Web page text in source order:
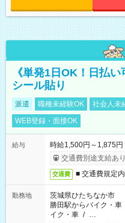
《単発1日OK！日払
シール貼り
派遣 職種未経験OK 社会人未
WEB登録・面接OK
給与
時給1,500円～1,875円
交通費別途支給あり
交通費 ■ 交通費規定
勤務地
茨城県ひたちなか市
勝田駅からバイク・車
イク・車 / …